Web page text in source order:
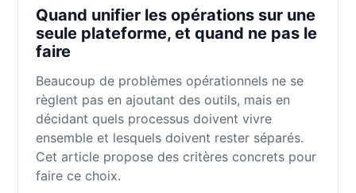
Quand unifier les opérations sur une
seule plateforme, et quand ne pas le
faire
Beaucoup de problèmes opérationnels ne se
règlent pas en ajoutant des outils, mais en
décidant quels processus doivent vivre
ensemble et lesquels doivent rester séparés.
Cet article propose des critères concrets pour
faire ce choix.